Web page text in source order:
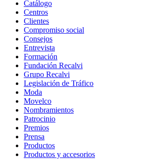
Catálogo
Centros
Clientes
Compromiso social
Consejos
Entrevista
Formación
Fundación Recalvi
Grupo Recalvi
Legislación de Tráfico
Moda
Movelco
Nombramientos
Patrocinio
Premios
Prensa
Productos
Productos y accesorios